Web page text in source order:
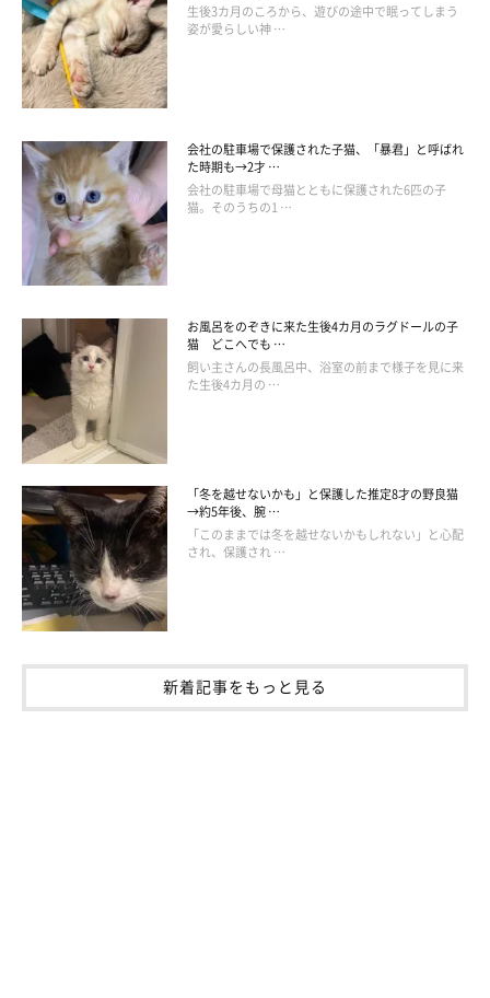
生後3カ月のころから、遊びの途中で眠ってしまう
姿が愛らしい神 …
会社の駐車場で保護された子猫、「暴君」と呼ばれ
た時期も→2才 …
会社の駐車場で母猫とともに保護された6匹の子
猫。そのうちの1 …
お風呂をのぞきに来た生後4カ月のラグドールの子
猫 どこへでも …
飼い主さんの長風呂中、浴室の前まで様子を見に来
た生後4カ月の …
「冬を越せないかも」と保護した推定8才の野良猫
→約5年後、腕 …
「このままでは冬を越せないかもしれない」と心配
され、保護され …
新着記事をもっと見る